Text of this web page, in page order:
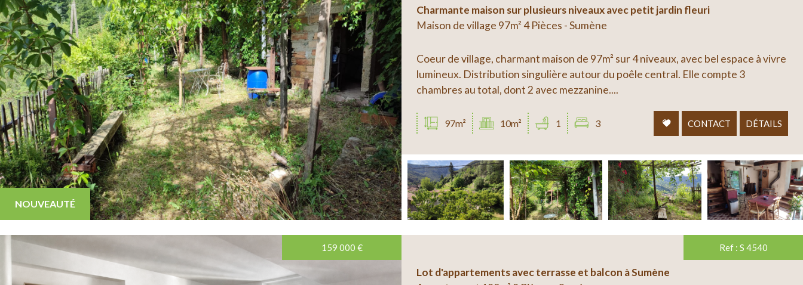
NOUVEAUTÉ
Charmante maison sur plusieurs niveaux avec petit jardin fleuri
Maison de village 97m² 4 Pièces - Sumène
Coeur de village, charmant maison de 97m² sur 4 niveaux, avec bel espace à vivre
lumineux. Distribution singulière autour du poêle central. Elle compte 3
chambres au total, dont 2 avec mezzanine....
97m² 10m² 1 3 CONTACT DÉTAILS
159 000 € Ref : S 4540
Lot d'appartements avec terrasse et balcon à Sumène